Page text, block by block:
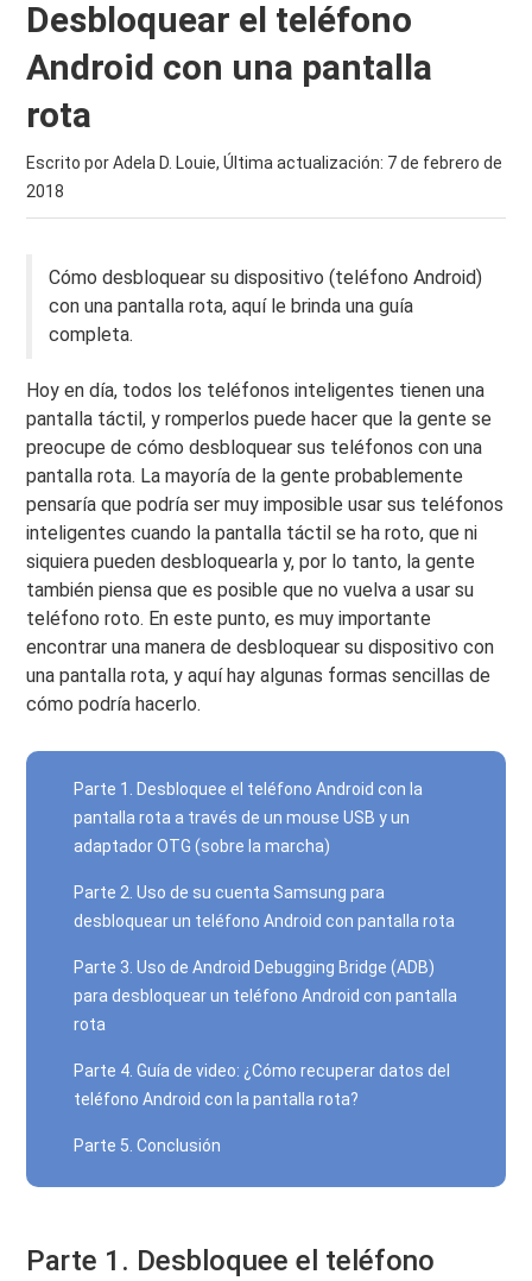
Desbloquear el teléfono
Android con una pantalla
rota
Escrito por Adela D. Louie, Última actualización: 7 de febrero de
2018
Cómo desbloquear su dispositivo (teléfono Android)
con una pantalla rota, aquí le brinda una guía
completa.
Hoy en día, todos los teléfonos inteligentes tienen una
pantalla táctil, y romperlos puede hacer que la gente se
preocupe de cómo desbloquear sus teléfonos con una
pantalla rota. La mayoría de la gente probablemente
pensaría que podría ser muy imposible usar sus teléfonos
inteligentes cuando la pantalla táctil se ha roto, que ni
siquiera pueden desbloquearla y, por lo tanto, la gente
también piensa que es posible que no vuelva a usar su
teléfono roto. En este punto, es muy importante
encontrar una manera de desbloquear su dispositivo con
una pantalla rota, y aquí hay algunas formas sencillas de
cómo podría hacerlo.
Parte 1. Desbloquee el teléfono Android con la
pantalla rota a través de un mouse USB y un
adaptador OTG (sobre la marcha)
Parte 2. Uso de su cuenta Samsung para
desbloquear un teléfono Android con pantalla rota
Parte 3. Uso de Android Debugging Bridge (ADB)
para desbloquear un teléfono Android con pantalla
rota
Parte 4. Guía de video: ¿Cómo recuperar datos del
teléfono Android con la pantalla rota?
Parte 5. Conclusión
Parte 1. Desbloquee el teléfono